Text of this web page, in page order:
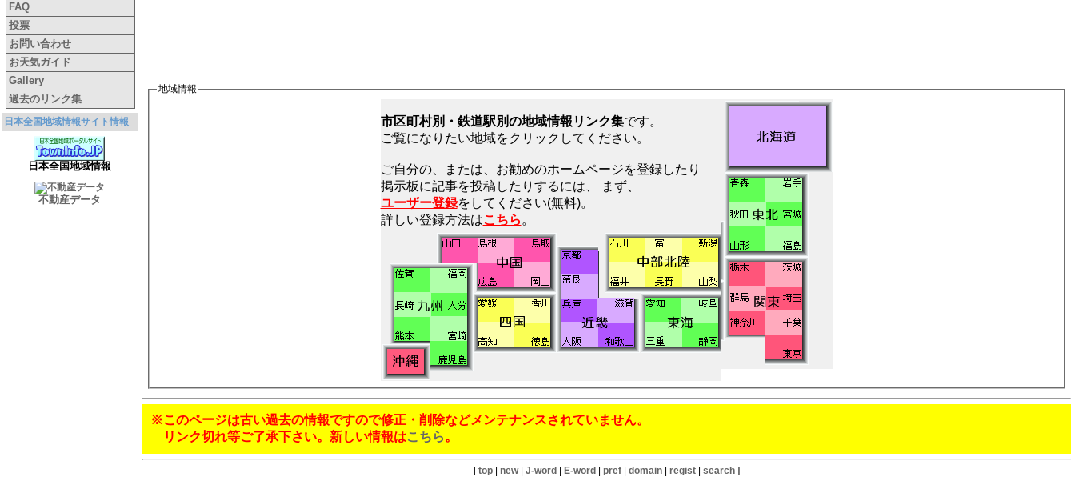
FAQ
投票
お問い合わせ
お天気ガイド
Gallery
過去のリンク集
日本全国地域情報サイト情報
日本全国地域情報
不動産データ
地域情報
市区町村別・鉄道駅別の地域情報リンク集です。
ご覧になりたい地域をクリックしてください。
ご自分の、または、お勧めのホームページを登録したり
掲示板に記事を投稿したりするには、 まず、
ユーザー登録をしてください(無料)。
詳しい登録方法はこちら 。
※このページは古い過去の情報ですので修正・削除などメンテナンスされていません。
リンク切れ等ご了承下さい。新しい情報はこちら。
[top | new| J-word | E-word | pref | domain | regist | search ]